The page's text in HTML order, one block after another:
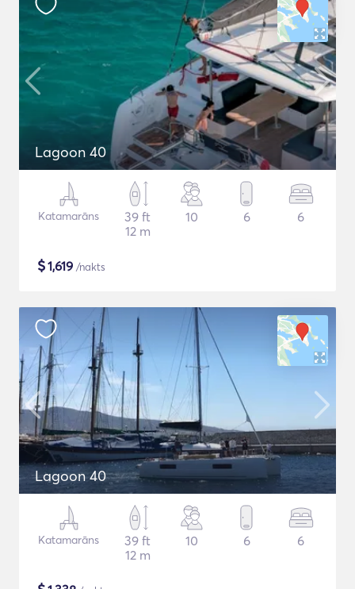
Lagoon 40
Katamarāns
39 ft
12 m
10 6 6
$1,619 /nakts
Lagoon 40
Katamarāns
39 ft
12 m
10 6 6